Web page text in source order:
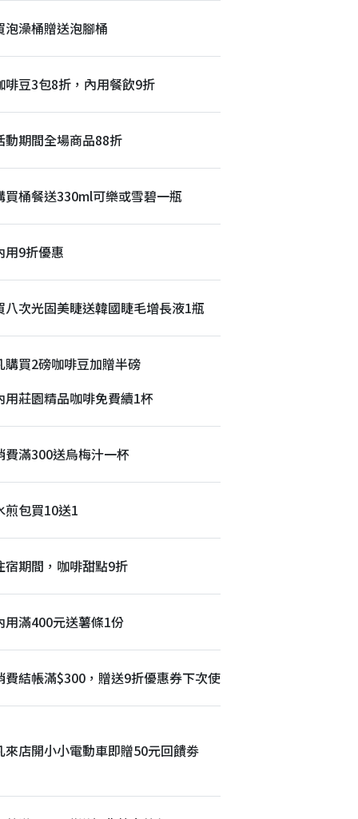
泡澡桶贈送泡腳桶
啡豆3包8折，內用餐飲9折
動期間全場商品88折
買桶餐送330ml可樂或雪碧一瓶
用9折優惠
八次光固美睫送韓國睫毛增長液1瓶
購買2磅咖啡豆加贈半磅
用莊園精品咖啡免費續1杯
費滿300送烏梅汁一杯
煎包買10送1
宿期間，咖啡甜點9折
用滿400元送薯條1份
費結帳滿$300，贈送9折優惠券下次使用
來店開小小電動車即贈50元回饋劵